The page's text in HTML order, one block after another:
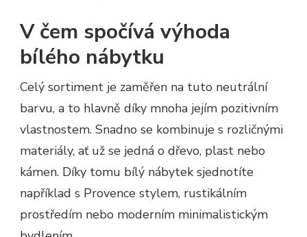
V čem spočívá výhoda
bílého nábytku
Celý sortiment je zaměřen na tuto neutrální
barvu, a to hlavně díky mnoha jejím pozitivním
vlastnostem. Snadno se kombinuje s rozličnými
materiály, ať už se jedná o dřevo, plast nebo
kámen. Díky tomu bílý nábytek sjednotíte
například s Provence stylem, rustikálním
prostředím nebo moderním minimalistickým